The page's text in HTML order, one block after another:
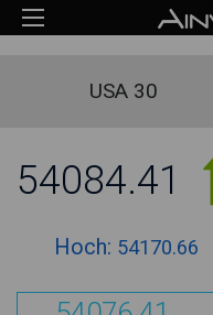
USA 30
54084.41
Hoch: 54170.66